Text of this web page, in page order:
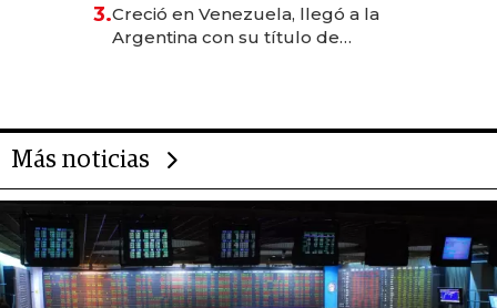
3.Creció en Venezuela, llegó a la
Argentina con su título de
Más noticias